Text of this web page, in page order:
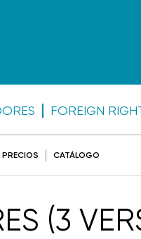
FOREIGN
PRECIOS CATÁLOGO
(3